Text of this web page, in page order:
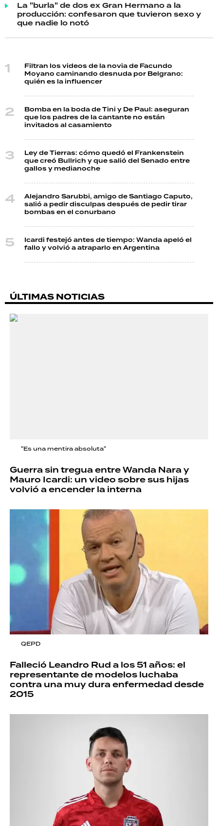
La "burla" de dos ex Gran Hermano a la
producción: confesaron que tuvieron sexo y
que nadie lo notó
Filtran los videos de la novia de Facundo
Moyano caminando desnuda por Belgrano:
quién es la influencer
Bomba en la boda de Tini y De Paul: aseguran
que los padres de la cantante no están
invitados al casamiento
Ley de Tierras: cómo quedó el Frankenstein
que creó Bullrich y que salió del Senado entre
gallos y medianoche
Alejandro Sarubbi, amigo de Santiago Caputo,
salió a pedir disculpas después de pedir tirar
bombas en el conurbano
Icardi festejó antes de tiempo: Wanda apeló el
fallo y volvió a atraparlo en Argentina
ÚLTIMAS NOTICIAS
"Es una mentira absoluta"
Guerra sin tregua entre Wanda Nara y
Mauro Icardi: un video sobre sus hijas
volvió a encender la interna
QEPD
Falleció Leandro Rud a los 51 años: el
representante de modelos luchaba
contra una muy dura enfermedad desde
2015